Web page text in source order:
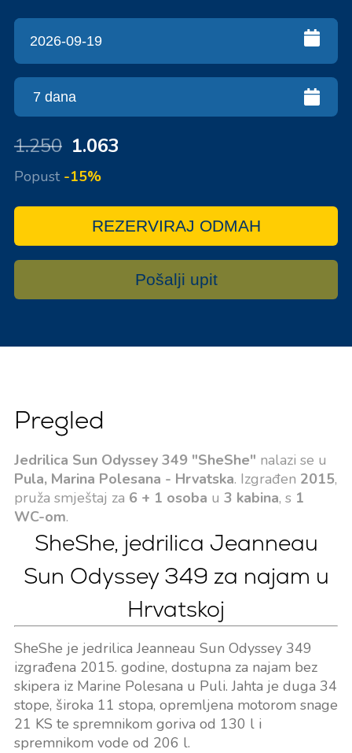
1.250 1.063
Popust -15%
REZERVIRAJ ODMAH
Pošalji upit
Pregled
Jedrilica Sun Odyssey 349 "SheShe" nalazi se u
Pula, Marina Polesana - Hrvatska. Izgrađen 2015,
pruža smještaj za 6 + 1 osoba u 3 kabina, s 1
WC-om.
SheShe, jedrilica Jeanneau
Sun Odyssey 349 za najam u
Hrvatskoj
SheShe je jedrilica Jeanneau Sun Odyssey 349
izgrađena 2015. godine, dostupna za najam bez
skipera iz Marine Polesana u Puli. Jahta je duga 34
stope, široka 11 stopa, opremljena motorom snage
21 KS te spremnikom goriva od 130 l i
spremnikom vode od 206 l.